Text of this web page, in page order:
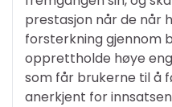
prestasjon når de når
forsterkning gjennom
opprettholde høye
som får brukerne til å
anerkjent for innsatsen